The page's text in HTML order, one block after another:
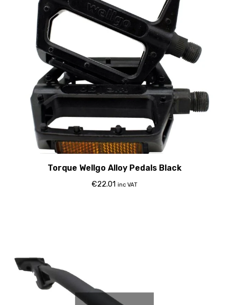
Torque Wellgo Alloy Pedals Black
€22.01 inc VAT